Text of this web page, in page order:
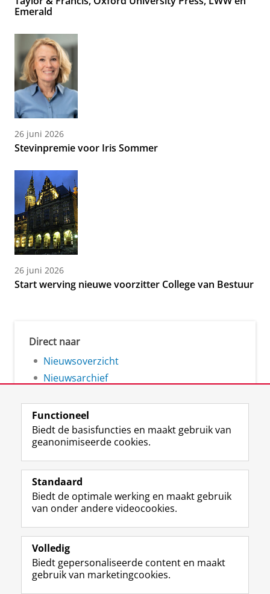
Emerald
26 juni 2026
Stevinpremie voor Iris Sommer
26 juni 2026
Start werving nieuwe voorzitter College van Bestuur
Direct naar
Nieuwsoverzicht
Nieuwsarchief
Volg de RUG
F
a
e
b
o
p
a
L
i
k
e
I
-
p
R
S
-
f
e
R
I
n
t
r
m
Y
o
T
e
k
Studiekiezers
Alumni
Over ons
Functioneel
Biedt de basisfuncties en maakt gebruik van
geanonimiseerde cookies.
Standaard
Biedt de optimale werking en maakt gebruik
van onder andere videocookies.
Volledig
Biedt gepersonaliseerde content en maakt
gebruik van marketingcookies.